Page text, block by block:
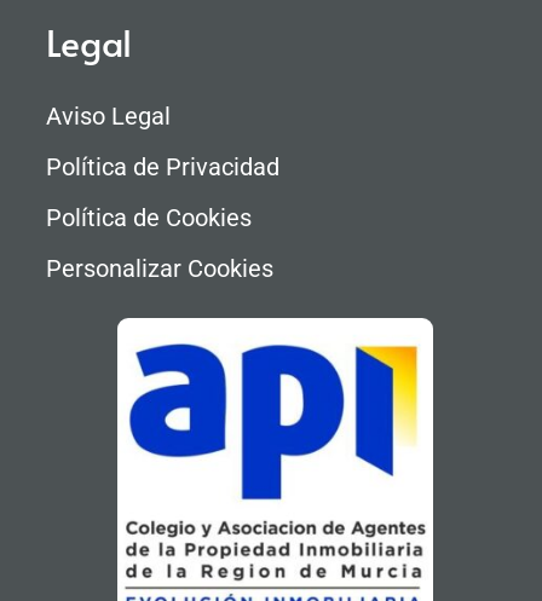
Legal
Aviso Legal
Política de Privacidad
Política de Cookies
Personalizar Cookies